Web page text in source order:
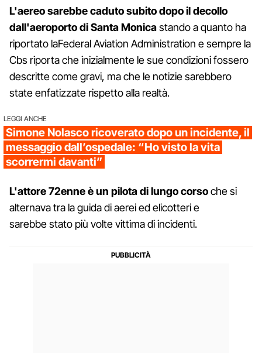
L'aereo sarebbe caduto subito dopo il decollo
dall'aeroporto di Santa Monicastando a quanto ha
riportato laFederal Aviation Administration e sempre la
Cbs riporta che inizialmente le sue condizioni fossero
descritte come gravi, ma che le notizie sarebbero
state enfatizzate rispetto alla realtà.
LEGGI ANCHE
Simone Nolasco ricoverato dopo un incidente, il
messaggio dall’ospedale: “Ho visto la vita
scorrermi davanti”
L'attore 72enne è un pilota di lungo corsoche si
alternava tra la guida di aerei ed elicotteri e
sarebbe stato più volte vittima di incidenti.